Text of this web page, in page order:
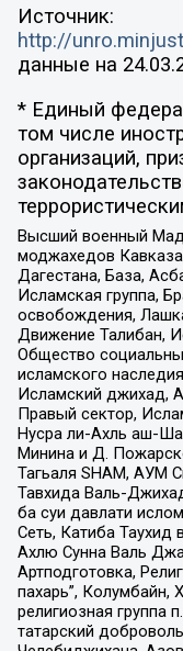
Источник:
http://
данные на
* Единый
том числе
организаций,
Высший военный
моджахедов
Дагестана, База,
Исламская группа,
освобождения,
Движение Талибан,
Общество
исламского
Исламский джихад,
Правый сектор,
Нусра ли-Ахль аш-
Минина и Д.
Тагьаля SHAM, АУМ
Тавхида Валь-
ба суи давлати
Сеть, Катиба
Ахлю Сунна Валь
Артподготовка,
пахарь”, Колумбайн,
религиозная группа
татарский